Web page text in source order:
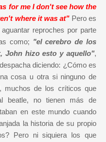
for me I don't see how the
where it was at"Pero es
reproches por parte
como; "el cerebro de los
John hizo esto y aquello",
diciendo: ¿Cómo es
cosa u otra si ninguno de
muchos de los críticos que
beatle, no tienen más de
en este mundo cuando
la historia de su propio
Pero ni siquiera los que